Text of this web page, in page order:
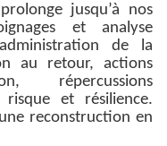
jusqu’à nos
et analyse
de la
au retour, actions
répercussions
et résilience.
reconstruction en